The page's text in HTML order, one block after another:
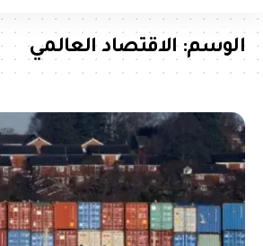
الوسم:الاقتصاد العالمي